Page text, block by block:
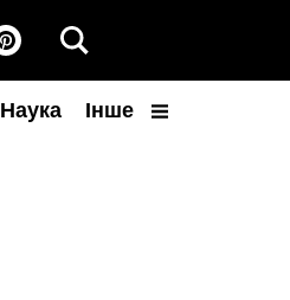
Наука Інше